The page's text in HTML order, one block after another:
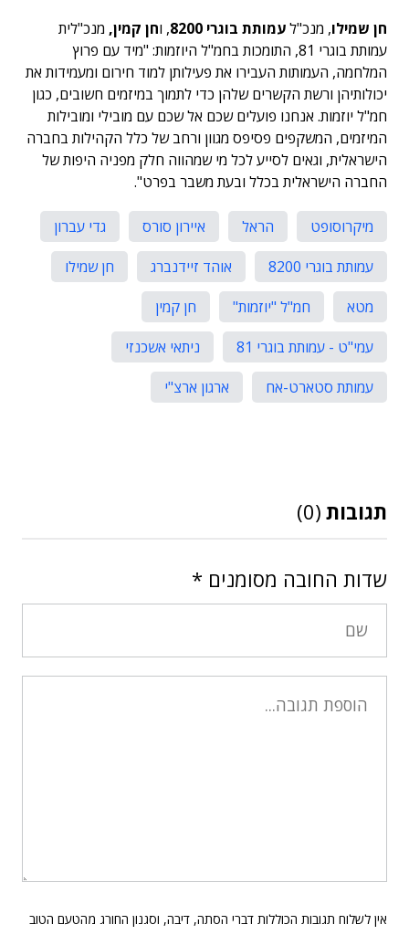
חן שמילו, מנכ"לעמותת בוגרי 8200 , וחן קמין, מנכ"לית
עמותת בוגרי 81, התומכות בחמ"ל היוזמות: "מיד עם פרוץ
המלחמה, העמותות העבירו את פעילותן למוד חירום ומעמידות את
יכולותיהן ורשת הקשרים שלהן כדי לתמוך במיזמים חשובים, כגון
חמ"ל יוזמות. אנחנו פועלים שכם אל שכם עם מובילי ומובילות
המיזמים, המשקפים פסיפס מגוון ורחב של כלל הקהילות בחברה
הישראלית, וגאים לסייע לכל מי שמהווה חלק מפניה היפות של
החברה הישראלית בכלל ובעת משבר בפרט".
מיקרוסופט הראל איירון סורס
גדי עברון
עמותת בוגרי 8200
אוהד זיידנברג
חן שמילו
מטא
חמ"ל "יוזמות"
חן קמין
עמי"ט - עמותת בוגרי 81
ניתאי אשכנזי
עמותת סטארט-אח
ארגון ארצ"י
תגובות (0)
שדות החובה מסומנים *
אין לשלוח תגובות הכוללות דברי הסתה, דיבה, וסגנון החורג מהטעם הטוב